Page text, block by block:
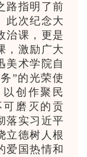
路指明了前
此次纪念大
治课，更是
，激励广大
美术学院自
”的光荣使
创作聚民
磨灭的贡
落实习近平
立德树人根
爱国热情和